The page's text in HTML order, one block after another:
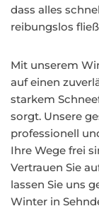
dass alles
reibungslos
Mit unserem
auf einen
starkem
sorgt. Unsere
professionell
Ihre Wege frei
Vertrauen Sie
lassen Sie uns
Winter in